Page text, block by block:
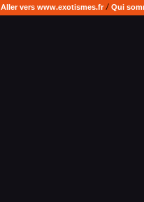
Aller vers www.exotismes.fr/ Qui